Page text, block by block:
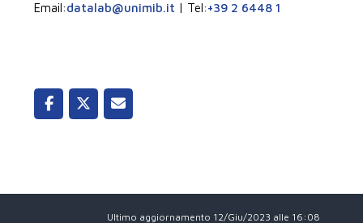
Email:datalab@unimib.it | Tel:+39 2 6448 1
Ultimo aggiornamento 12/Giu/2023 alle 16:08